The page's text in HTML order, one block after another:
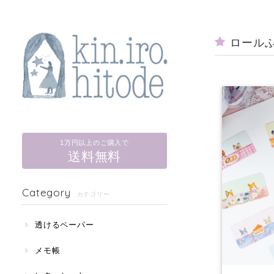
1万円以上のご購入で
送料無料
Category カテゴリー
透けるペーパー
メモ帳
ロール